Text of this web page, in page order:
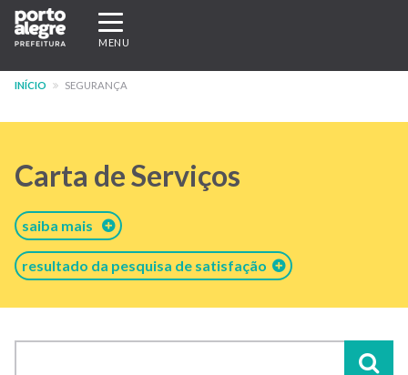
Pular
para
conteúdo
Expandir/recolher
navegação
MENU
INÍCIO SEGURANÇA
Carta de Serviços
saiba mais
resultado da pesquisa de satisfação